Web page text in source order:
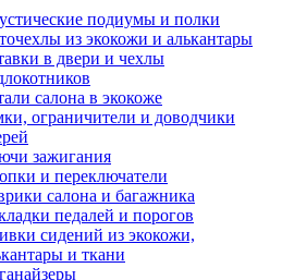
подиумы и полки
из экокожи и алькантары
в двери и чехлы
салона в экокоже
ограничители и доводчики
зажигания
и переключатели
салона и багажника
педалей и порогов
сидений из экокожи,
и ткани